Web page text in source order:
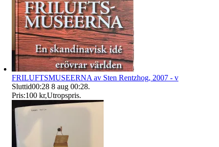
FRILUFTSMUSEERNA av Sten Rentzhog, 2007 - v
Sluttid00:28 8 aug 00:28.
Pris:100 kr,Utropspris.